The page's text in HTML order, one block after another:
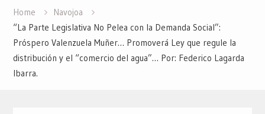
Home
Navojoa
“La Parte Legislativa No Pelea con la Demanda Social”:
Próspero Valenzuela Muñer… Promoverá Ley que regule la
distribución y el “comercio del agua”… Por: Federico Lagarda
Ibarra.